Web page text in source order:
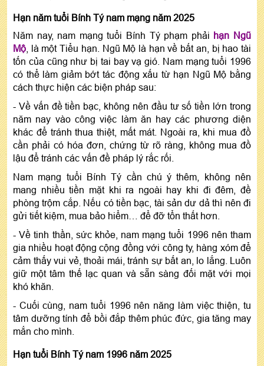
Hạn năm tuổi Bính Tý nam mạng năm 2025
Năm nay, nam mạng tuổi Bính Tý phạm phải hạn Ngũ
Mộ , là một Tiểu hạn. Ngũ Mộ là hạn về bất an, bị hao tài
tốn của cũng như bị tai bay vạ gió. Nam mạng tuổi 1996
có thể làm giảm bớt tác động xấu từ hạn Ngũ Mộ bằng
cách thực hiện các biện pháp sau:
- Về vấn đề tiền bạc, không nên đầu tư số tiền lớn trong
năm nay vào công việc làm ăn hay các phương diện
khác để tránh thua thiệt, mất mát. Ngoài ra, khi mua đồ
cần phải có hóa đơn, chứng từ rõ ràng, không mua đồ
lậu để tránh các vấn đề pháp lý rắc rối.
Nam mạng tuổi Bính Tý cần chú ý thêm, không nên
mang nhiều tiền mặt khi ra ngoài hay khi đi đêm, đề
phòng trộm cắp. Nếu có tiền bạc, tài sản dư dả thì nên đi
gửi tiết kiệm, mua bảo hiểm… để đỡ tổn thất hơn.
- Về tinh thần, sức khỏe, nam mạng tuổi 1996 nên tham
gia nhiều hoạt động cộng đồng với công ty, hàng xóm để
cảm thấy vui vẻ, thoải mái, tránh sự bất an, lo lắng. Luôn
giữ một tâm thế lạc quan và sẵn sàng đối mặt với mọi
khó khăn.
- Cuối cùng, nam tuổi 1996 nên năng làm việc thiện, tu
tâm dưỡng tính để bồi đắp thêm phúc đức, gia tăng may
mắn cho mình.
Hạn tuổi Bính Tý nam 1996 năm 2025